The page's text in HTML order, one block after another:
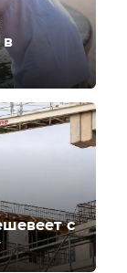
в
с